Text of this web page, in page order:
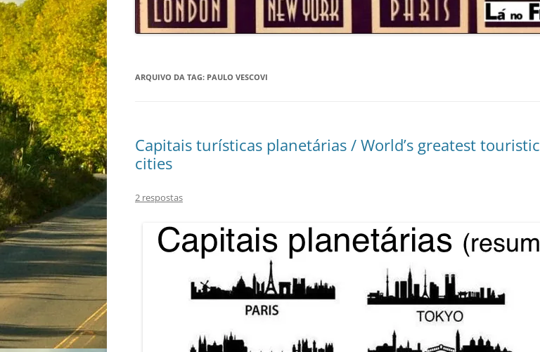
ARQUIVO DA TAG: PAULO VESCOVI
Capitais turísticas planetárias / World’s greatest touristic
cities
2 respostas